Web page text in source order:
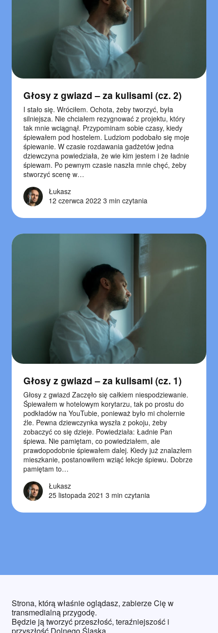
Głosy z gwiazd – za kulisami (cz. 2)
I stało się. Wróciłem. Ochota, żeby tworzyć, była
silniejsza. Nie chciałem rezygnować z projektu, który
tak mnie wciągnął. Przypominam sobie czasy, kiedy
śpiewałem pod hostelem. Ludziom podobało się moje
śpiewanie. W czasie rozdawania gadżetów jedna
dziewczyna powiedziała, że wie kim jestem i że ładnie
śpiewam. Po pewnym czasie naszła mnie chęć, żeby
stworzyć scenę w…
Łukasz
12 czerwca 2022 3 min czytania
Głosy z gwiazd – za kulisami (cz. 1)
Głosy z gwiazd Zaczęło się całkiem niespodziewanie.
Śpiewałem w hotelowym korytarzu, tak po prostu do
podkładów na YouTubie, ponieważ było mi cholernie
źle. Pewna dziewczynka wyszła z pokoju, żeby
zobaczyć co się dzieje. Powiedziała: Ładnie Pan
śpiewa. Nie pamiętam, co powiedziałem, ale
prawdopodobnie śpiewałem dalej. Kiedy już znalazłem
mieszkanie, postanowiłem wziąć lekcje śpiewu. Dobrze
pamiętam to…
Łukasz
25 listopada 2021 3 min czytania
Strona, którą właśnie oglądasz, zabierze Cię w
transmedialną przygodę.
Będzie ją tworzyć przeszłość, teraźniejszość i